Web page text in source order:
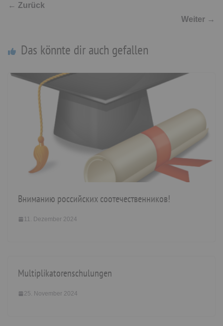
← Zurück
Weiter →
Das könnte dir auch gefallen
Вниманию российских соотечественников!
11. Dezember 2024
Multiplikatorenschulungen
25. November 2024